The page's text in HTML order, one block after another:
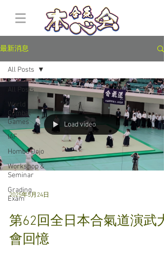
最新消息
All Posts
World
Combat
Games
IAF
Hombu Dojo
Workshop &
Seminar
Grading
Exam
All Posts
Load video
2025年5月24日
第62回全日本合氣道演武大
會回憶